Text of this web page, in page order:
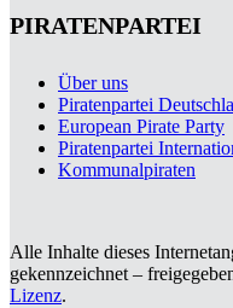
PIRATENPARTEI
Über uns
Piratenpartei
European Pirate Party
Piratenpartei
Kommunalpiraten
Alle Inhalte dieses
gekennzeichnet –
Lizenz.